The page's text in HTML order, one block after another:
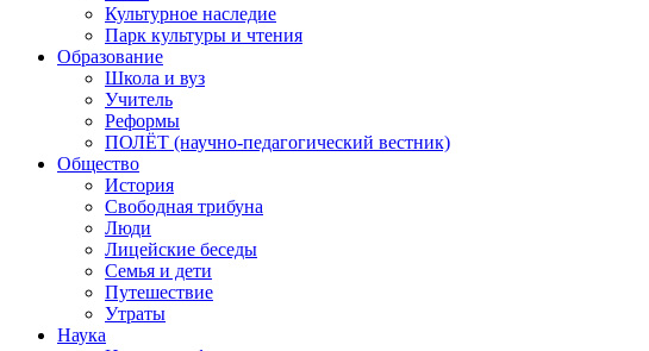
Культурное наследие
Парк культуры и чтения
Образование
Школа и вуз
Учитель
Реформы
ПОЛЁТ (научно-педагогический вестник)
Общество
История
Свободная трибуна
Люди
Лицейские беседы
Семья и дети
Путешествие
Утраты
Наука